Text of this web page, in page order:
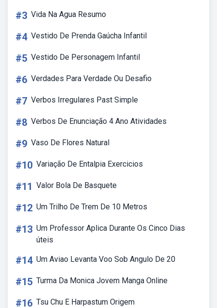
#3 Vida Na Agua Resumo
#4 Vestido De Prenda Gaúcha Infantil
#5 Vestido De Personagem Infantil
#6 Verdades Para Verdade Ou Desafio
#7 Verbos Irregulares Past Simple
#8 Verbos De Enunciação 4 Ano Atividades
#9 Vaso De Flores Natural
#10 Variação De Entalpia Exercicios
#11 Valor Bola De Basquete
#12 Um Trilho De Trem De 10 Metros
#13 Um Professor Aplica Durante Os Cinco Dias
úteis
#14 Um Aviao Levanta Voo Sob Angulo De 20
#15 Turma Da Monica Jovem Manga Online
#16 Tsu Chu E Harpastum Origem